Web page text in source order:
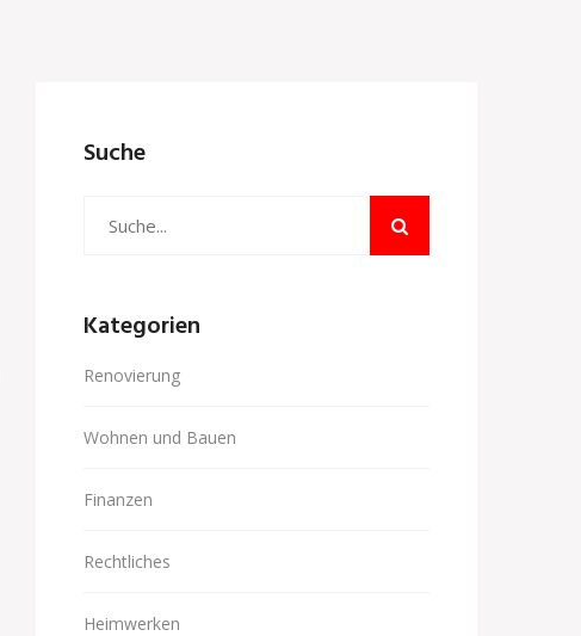
Suche
Kategorien
Renovierung
Wohnen und Bauen
Finanzen
Rechtliches
Heimwerken